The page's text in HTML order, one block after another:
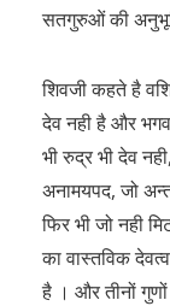
सतगुरुओं की
शिवजी कहते है
देव नही है और
भी रुद्र भी देव
अनामयपद, जो
फिर भी जो नही
का वास्तविक
है । और तीनों गुणों